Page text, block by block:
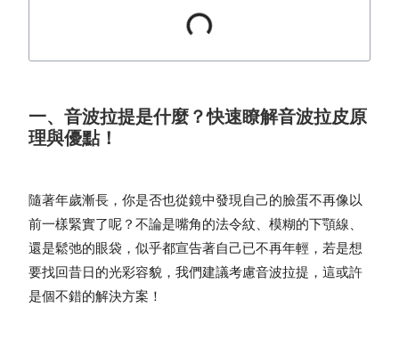
一、音波拉提是什麼？快速瞭解音波拉皮原
理與優點！
隨著年歲漸長，你是否也從鏡中發現自己的臉蛋不再像以
前一樣緊實了呢？不論是嘴角的法令紋、模糊的下顎線、
還是鬆弛的眼袋，似乎都宣告著自己已不再年輕，若是想
要找回昔日的光彩容貌，我們建議考慮音波拉提，這或許
是個不錯的解決方案！